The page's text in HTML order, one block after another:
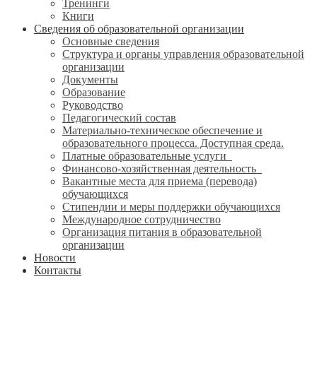
Тренинги
Книги
Сведения об образовательной организации
Основные сведения
Структура и органы управления образовательной
организации
Документы
Образование
Руководство
Педагогический состав
Материально-техническое обеспечение и
образовательного процесса. Доступная среда.
Платные образовательные услуги
Финансово-хозяйственная деятельность
Вакантные места для приема (перевода)
обучающихся
Стипендии и меры поддержки обучающихся
Международное сотрудничество
Организация питания в образовательной
организации
Новости
Контакты